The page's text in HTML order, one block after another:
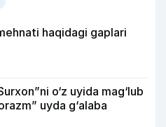
haqidagi gaplari
o‘z uyida mag‘lub
uyda g‘alaba